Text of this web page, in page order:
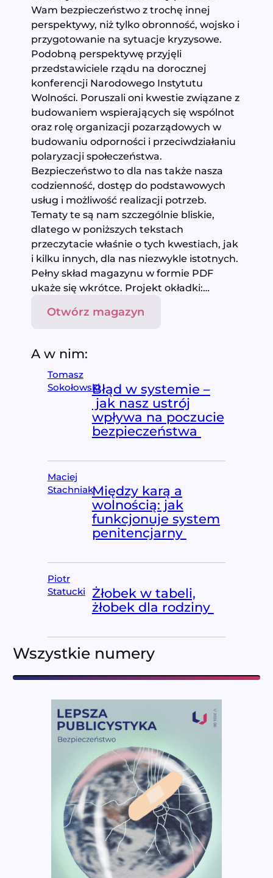
Wam bezpieczeństwo z trochę innej
perspektywy, niż tylko obronność, wojsko i
przygotowanie na sytuacje kryzysowe.
Podobną perspektywę przyjęli
przedstawiciele rządu na dorocznej
konferencji Narodowego Instytutu
Wolności. Poruszali oni kwestie związane z
budowaniem wspierających się wspólnot
oraz rolę organizacji pozarządowych w
budowaniu odporności i przeciwdziałaniu
polaryzacji społeczeństwa.
Bezpieczeństwo to dla nas także nasza
codzienność, dostęp do podstawowych
usług i możliwość realizacji potrzeb.
Tematy te są nam szczególnie bliskie,
dlatego w poniższych tekstach
przeczytacie właśnie o tych kwestiach, jak
i kilku innych, dla nas niezwykle istotnych.
Pełny skład magazynu w formie PDF
ukaże się wkrótce. Projekt okładki:…
Otwórz magazyn
A w nim:
Tomasz
SokołowskiBłąd w systemie –
jak nasz ustrój
wpływa na poczucie
bezpieczeństwa
Maciej
StachniakMiędzy karą a
wolnością: jak
funkcjonuje system
penitencjarny
Piotr
Statucki
Żłobek w tabeli,
żłobek dla rodziny
Wszystkie numery